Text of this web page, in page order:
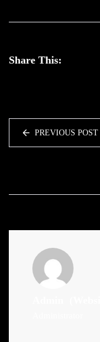
Share This:
PREVIOUS POST